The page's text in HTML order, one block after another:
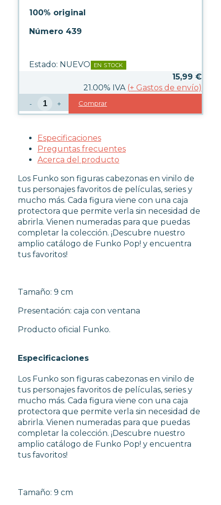
ANILLOS
FUNKO POP ONE PIECE
FUNKO POP POKÉMON
FUNKO POP SERIES
FUNKO POP STAR WARS
FUNKO POP STRANGER
THINGS
FUNKO POP VIDEOJUEGOS
PROTECTORES FUNKO POP
FUNKO POP DAÑADOS
WARHAMMER
CARTAS TCG
OUTLET
100% original
Número 439
Estado: NUEVO EN STOCK
15,99 €
21.00% IVA (+ Gastos de envío)
- + Comprar
Especificaciones
Preguntas frecuentes
Acerca del producto
Los Funko son figuras cabezonas en vinilo de
tus personajes favoritos de películas, series y
mucho más. Cada figura viene con una caja
protectora que permite verla sin necesidad de
abrirla. Vienen numeradas para que puedas
completar la colección. ¡Descubre nuestro
amplio catálogo de Funko Pop! y encuentra
tus favoritos!
Tamaño: 9 cm
Presentación: caja con ventana
Producto oficial Funko.
Especificaciones
Los Funko son figuras cabezonas en vinilo de
tus personajes favoritos de películas, series y
mucho más. Cada figura viene con una caja
protectora que permite verla sin necesidad de
abrirla. Vienen numeradas para que puedas
completar la colección. ¡Descubre nuestro
amplio catálogo de Funko Pop! y encuentra
tus favoritos!
Tamaño: 9 cm